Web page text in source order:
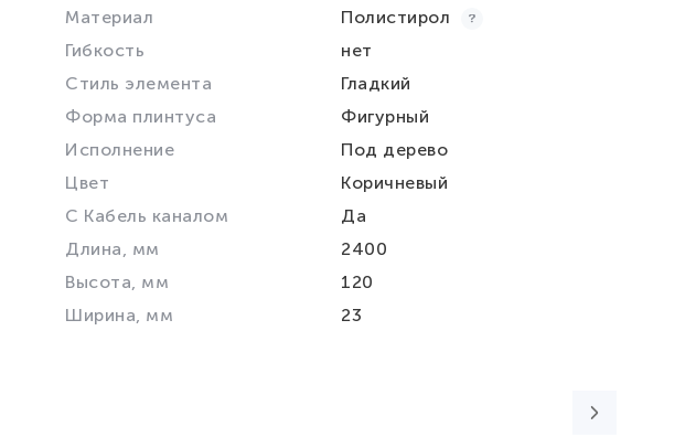
Материал
Полистирол
Гибкость
нет
Стиль элемента
Гладкий
Форма плинтуса
Фигурный
Исполнение
Под дерево
Цвет
Коричневый
С Кабель каналом
Да
Длина, мм
2400
Высота, мм
120
Ширина, мм
23